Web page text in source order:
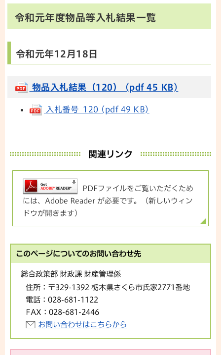
令和元年度物品等入札結果一覧
令和元年12月18日
物品入札結果（120） (pdf 45 KB)
入札番号 120 (pdf 49 KB)
関連リンク
PDFファイルをご覧いただくため
には、Adobe Reader が必要です。（新しいウィン
ドウが開きます）
このページについてのお問い合わせ先
総合政策部 財政課 財産管理係
住所： 〒329-1392 栃木県さくら市氏家2771番地
電話： 028-681-1122
FAX： 028-681-2446
お問い合わせはこちらから